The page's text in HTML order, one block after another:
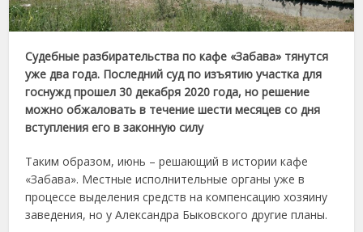
Судебные разбирательства по кафе «Забава» тянутся
уже два года. Последний суд по изъятию участка для
госнужд прошел 30 декабря 2020 года, но решение
можно обжаловать в течение шести месяцев со дня
вступления его в законную силу
Таким образом, июнь – решающий в истории кафе
«Забава». Местные исполнительные органы уже в
процессе выделения средств на компенсацию хозяину
заведения, но у Александра Быковского другие планы.